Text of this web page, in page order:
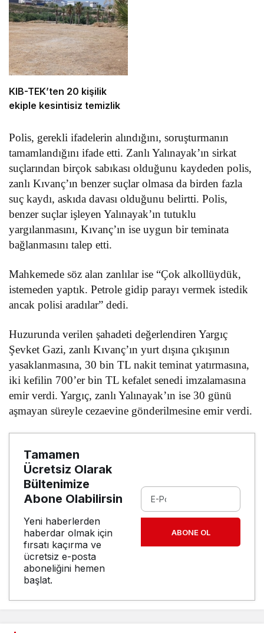
KIB-TEK’ten 20 kişilik
ekiple kesintisiz temizlik
Polis, gerekli ifadelerin alındığını, soruşturmanın
tamamlandığını ifade etti. Zanlı Yalınayak’ın sirkat
suçlarından birçok sabıkası olduğunu kaydeden polis,
zanlı Kıvanç’ın benzer suçlar olmasa da birden fazla
suç kaydı, askıda davası olduğunu belirtti. Polis,
benzer suçlar işleyen Yalınayak’ın tutuklu
yargılanmasını, Kıvanç’ın ise uygun bir teminata
bağlanmasını talep etti.
Mahkemede söz alan zanlılar ise “Çok alkollüydük,
istemeden yaptık. Petrole gidip parayı vermek istedik
ancak polisi aradılar” dedi.
Huzurunda verilen şahadeti değerlendiren Yargıç
Şevket Gazi, zanlı Kıvanç’ın yurt dışına çıkışının
yasaklanmasına, 30 bin TL nakit teminat yatırmasına,
iki kefilin 700’er bin TL kefalet senedi imzalamasına
emir verdi. Yargıç, zanlı Yalınayak’ın ise 30 günü
aşmayan süreyle cezaevine gönderilmesine emir verdi.
Tamamen
Ücretsiz Olarak
Bültenimize
Abone Olabilirsin
Yeni haberlerden
haberdar olmak için
fırsatı kaçırma ve
ücretsiz e-posta
aboneliğini hemen
başlat.
ABONE OL